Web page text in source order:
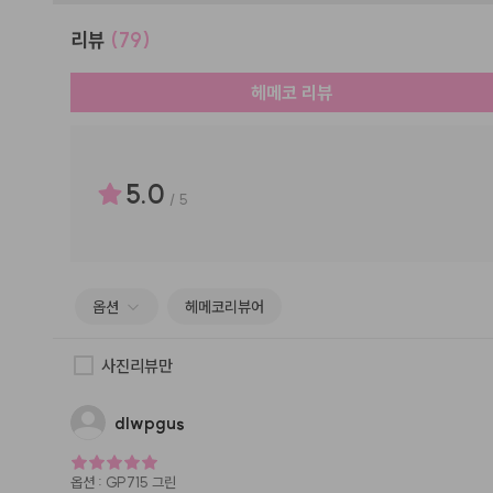
리뷰 (79)
헤메코 리뷰
5.0 / 5
옵션 헤메코리뷰어
사진리뷰만
dlwpgus
옵션 : GP715 그린